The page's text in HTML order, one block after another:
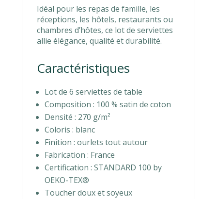
Idéal pour les repas de famille, les
réceptions, les hôtels, restaurants ou
chambres d’hôtes, ce lot de serviettes
allie élégance, qualité et durabilité.
Caractéristiques
Lot de 6 serviettes de table
Composition : 100 % satin de coton
Densité : 270 g/m²
Coloris : blanc
Finition : ourlets tout autour
Fabrication : France
Certification : STANDARD 100 by
OEKO-TEX®
Toucher doux et soyeux